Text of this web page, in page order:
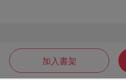
加入書架